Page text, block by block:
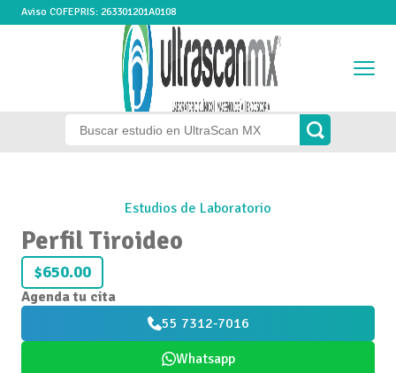
Aviso COFEPRIS: 263301201A0108
Estudios de Laboratorio
Perfil Tiroideo
$650.00
Agenda tu cita
55 7312-7016
Whatsapp